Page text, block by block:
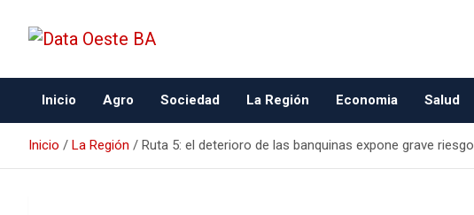
Data Oeste BA
Inicio Agro Sociedad La Región Economia Salud
Inicio La Región Ruta 5: el deterioro de las banquinas expone grave riesgo